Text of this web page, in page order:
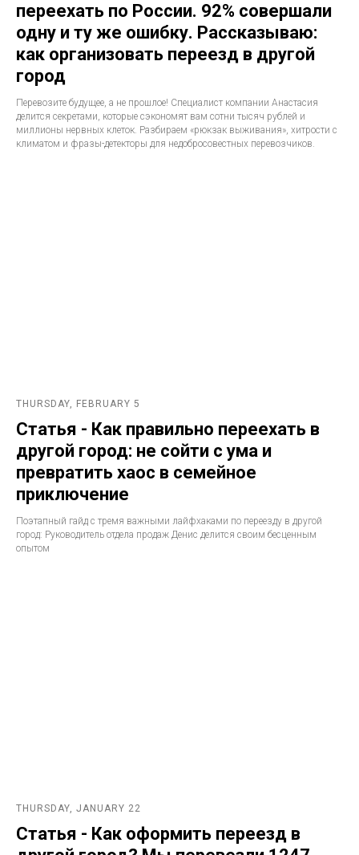
переехать по России. 92% совершали
одну и ту же ошибку. Рассказываю:
как организовать переезд в другой
город
Перевозите будущее, а не прошлое! Специалист компании Анастасия
делится секретами, которые сэкономят вам сотни тысяч рублей и
миллионы нервных клеток. Разбираем «рюкзак выживания», хитрости с
климатом и фразы-детекторы для недобросовестных перевозчиков.
THURSDAY, FEBRUARY 5
Статья - Как правильно переехать в
другой город: не сойти с ума и
превратить хаос в семейное
приключение
Поэтапный гайд с тремя важными лайфхаками по переезду в другой
город: Руководитель отдела продаж Денис делится своим бесценным
опытом
THURSDAY, JANUARY 22
Статья - Как оформить переезд в